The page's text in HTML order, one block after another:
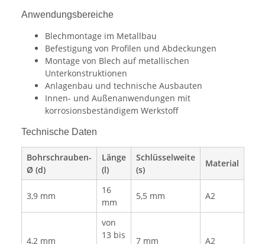
Anwendungsbereiche
Blechmontage im Metallbau
Befestigung von Profilen und Abdeckungen
Montage von Blech auf metallischen
Unterkonstruktionen
Anlagenbau und technische Ausbauten
Innen- und Außenanwendungen mit
korrosionsbeständigem Werkstoff
Technische Daten
Bohrschrauben-
Ø (d)
Länge
(l)
Schlüsselweite
(s)
Material
3,9 mm
16
mm
5,5 mm A2
4,2 mm
von
13 bis
7 mm A2